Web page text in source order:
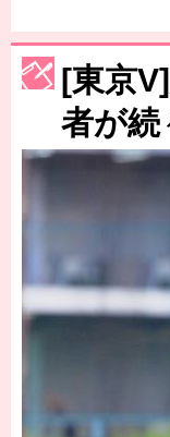
［3214号］WEST制
［3215号］
［3216号］行く末占
［3218号］
［3219号］特別な
[東京
者が続